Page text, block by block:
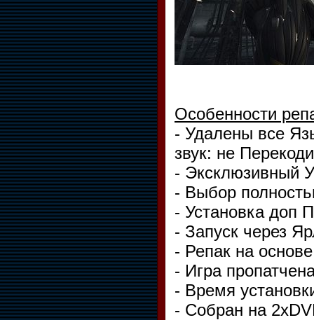
Особенности
- Удалены все
звук: не
- Эксклюзивный
- Выбор
- Установка доп
- Запуск через
- Репак на
- Игра
- Время
- Собран на